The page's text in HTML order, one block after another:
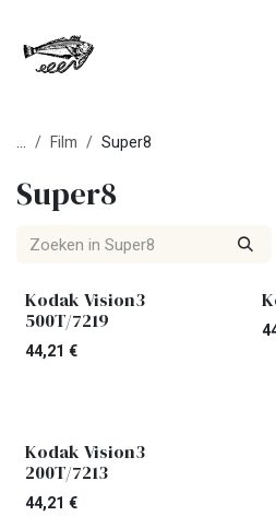
... Film Super8
Super8
Kodak Vision3
500T/7219
44,21 €
Kodak Vision3
200T/7213
44,21 €